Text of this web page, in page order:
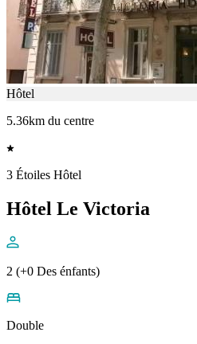
Hôtel
5.36km du centre
3 Étoiles Hôtel
Hôtel Le Victoria
2 (+0 Des énfants)
Double